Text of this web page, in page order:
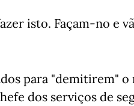
isto. Façam-no e
para "demitirem"
dos serviços de